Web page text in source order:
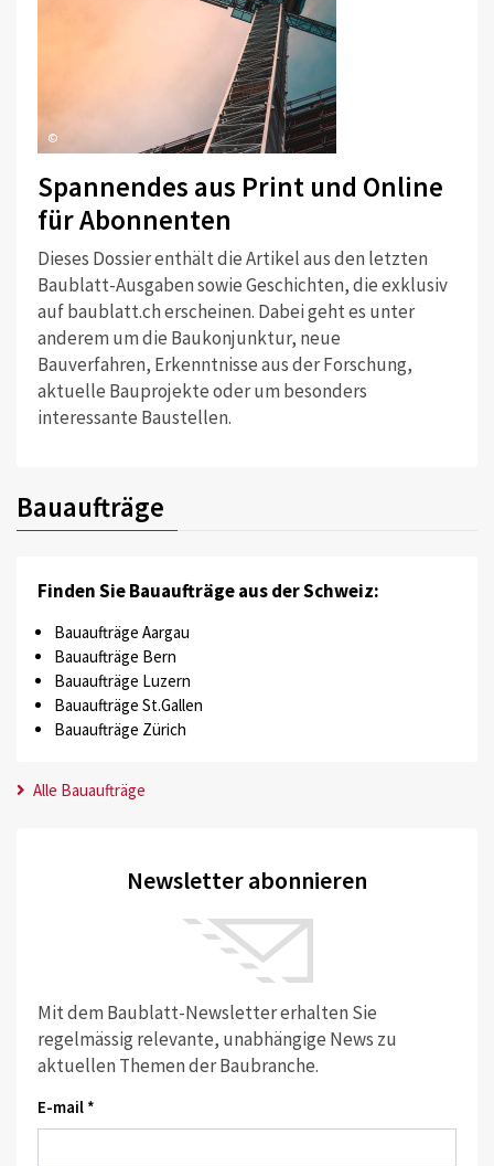
©
Spannendes aus Print und Online
für Abonnenten
Dieses Dossier enthält die Artikel aus den letzten
Baublatt-Ausgaben sowie Geschichten, die exklusiv
auf baublatt.ch erscheinen. Dabei geht es unter
anderem um die Baukonjunktur, neue
Bauverfahren, Erkenntnisse aus der Forschung,
aktuelle Bauprojekte oder um besonders
interessante Baustellen.
Bauaufträge
Finden Sie Bauaufträge aus der Schweiz:
Bauaufträge Aargau
Bauaufträge Bern
Bauaufträge Luzern
Bauaufträge St.Gallen
Bauaufträge Zürich
Alle Bauaufträge
Newsletter abonnieren
Mit dem Baublatt-Newsletter erhalten Sie
regelmässig relevante, unabhängige News zu
aktuellen Themen der Baubranche.
E-mail *